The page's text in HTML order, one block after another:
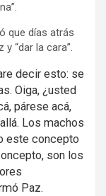
que días atrás
“dar la cara”.
decir esto: se
Oiga, ¿usted
párese acá,
Los machos
este concepto
son los
Paz.